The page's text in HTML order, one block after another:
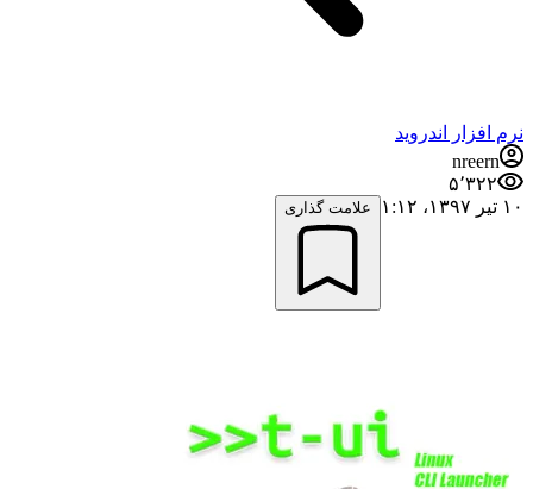
نرم افزار اندروید
nreern
۵٬۳۲۲
۱۰ تیر ۱۳۹۷،‏ ۱:۱۲
علامت گذاری